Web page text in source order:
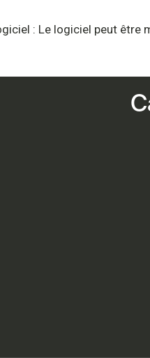
: Le logiciel peut être